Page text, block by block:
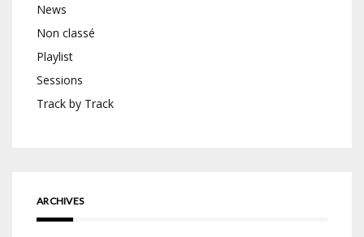
News
Non classé
Playlist
Sessions
Track by Track
ARCHIVES